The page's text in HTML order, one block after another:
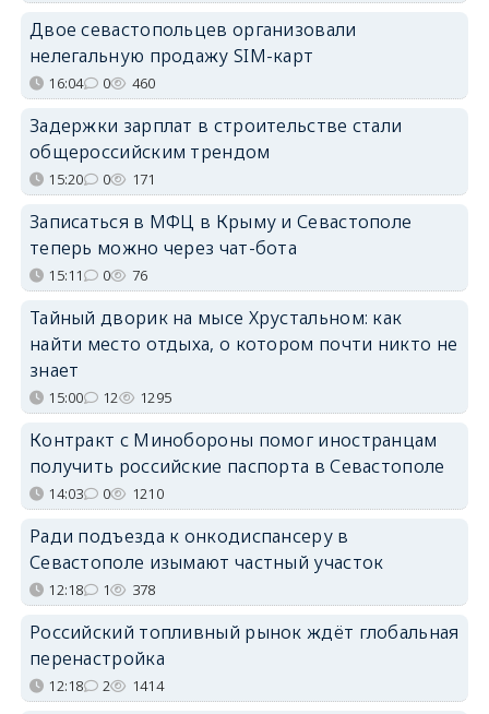
Двое севастопольцев организовали
нелегальную продажу SIM-карт
16:04 0 460
Задержки зарплат в строительстве стали
общероссийским трендом
15:20 0 171
Записаться в МФЦ в Крыму и Севастополе
теперь можно через чат-бота
15:11 0 76
Тайный дворик на мысе Хрустальном: как
найти место отдыха, о котором почти никто не
знает
15:00 12 1295
Контракт с Минобороны помог иностранцам
получить российские паспорта в Севастополе
14:03 0 1210
Ради подъезда к онкодиспансеру в
Севастополе изымают частный участок
12:18 1 378
Российский топливный рынок ждёт глобальная
перенастройка
12:18 2 1414